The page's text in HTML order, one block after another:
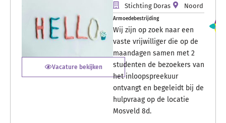
Vacature bekijken
Stichting Doras Noord
Armoedebestrijding
Wij zijn op zoek naar een
vaste vrijwilliger die op de
maandagen samen met 2
studenten de bezoekers van
het inloopspreekuur
ontvangt en begeleidt bij de
hulpvraag op de locatie
Mosveld 8d.